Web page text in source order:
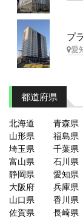
プ
愛
都道府県
北海道 青森県
山形県
福島県
埼玉県
千葉県
富山県
石川県
静岡県
愛知県
大阪府
兵庫県
山口県
香川県
佐賀県
長崎県